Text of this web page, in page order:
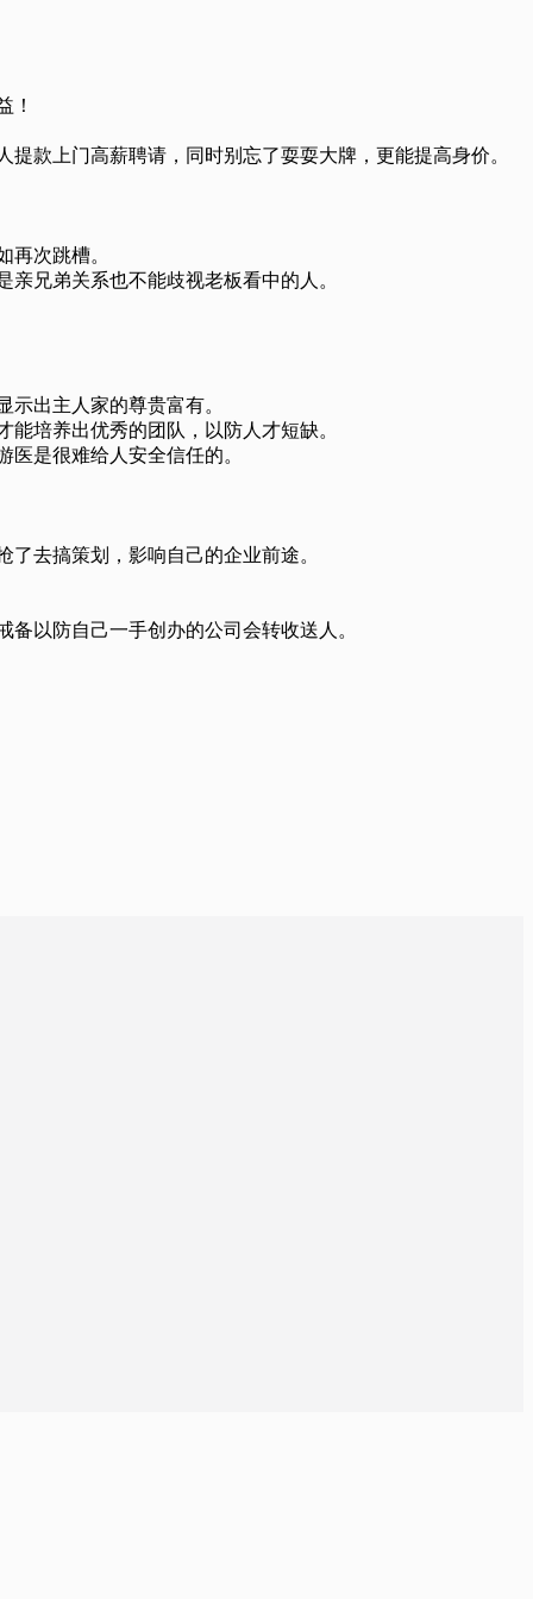
！
款上门高薪聘请，同时别忘了耍耍大牌，更能提高身价。
次跳槽。
兄弟关系也不能歧视老板看中的人。
出主人家的尊贵富有。
培养出优秀的团队，以防人才短缺。
是很难给人安全信任的。
去搞策划，影响自己的企业前途。
以防自己一手创办的公司会转收送人。